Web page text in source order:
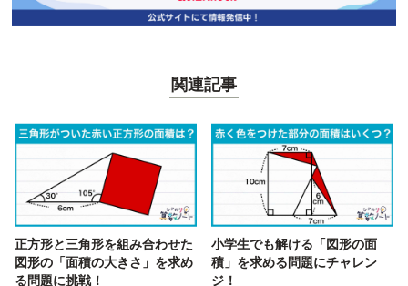
関連記事
正方形と三角形を組み合わせた
図形の「面積の大きさ」を求め
る問題に挑戦！
小学生でも解ける「図形の面
積」を求める問題にチャレン
ジ！